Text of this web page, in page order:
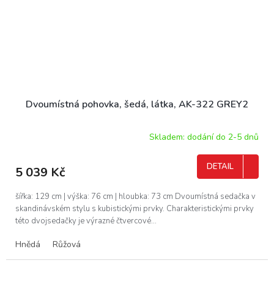
Dvoumístná pohovka, šedá, látka, AK-322 GREY2
Skladem: dodání do 2-5 dnů
5 039 Kč DETAIL
šířka: 129 cm | výška: 76 cm | hloubka: 73 cm Dvoumístná sedačka v
skandinávském stylu s kubistickými prvky. Charakteristickými prvky
této dvojsedačky je výrazné čtvercové...
Hnědá Růžová